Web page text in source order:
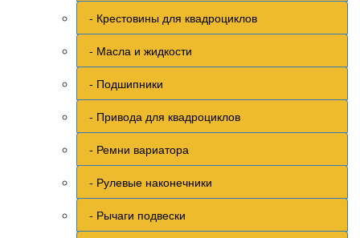
- Крестовины для квадроциклов
- Масла и жидкости
- Подшипники
- Привода для квадроциклов
- Ремни вариатора
- Рулевые наконечники
- Рычаги подвески